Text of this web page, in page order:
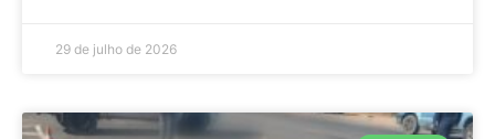
29 de julho de 2026